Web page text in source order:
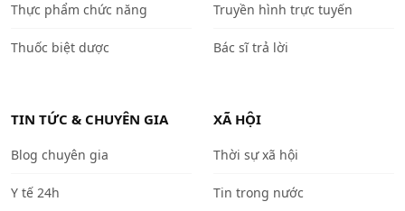
Thực phẩm chức năng
Thuốc biệt dược
Truyền hình trực tuyến
Bác sĩ trả lời
TIN TỨC & CHUYÊN GIA
Blog chuyên gia
Y tế 24h
XÃ HỘI
Thời sự xã hội
Tin trong nước